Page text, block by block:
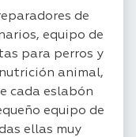
de
equipo de
para perros y
animal,
cada eslabón
equipo de
ellas muy